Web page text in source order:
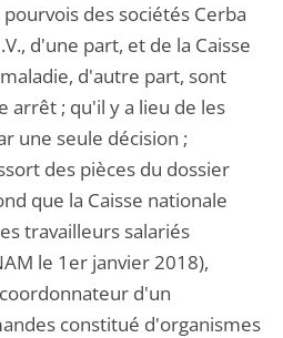
des sociétés Cerba
d'une part, et de la Caisse
d'autre part, sont
arrêt ; qu'il y a lieu de les
une seule décision ;
des pièces du dossier
que la Caisse nationale
travailleurs salariés
le 1er janvier 2018),
d'un
constitué d'organismes